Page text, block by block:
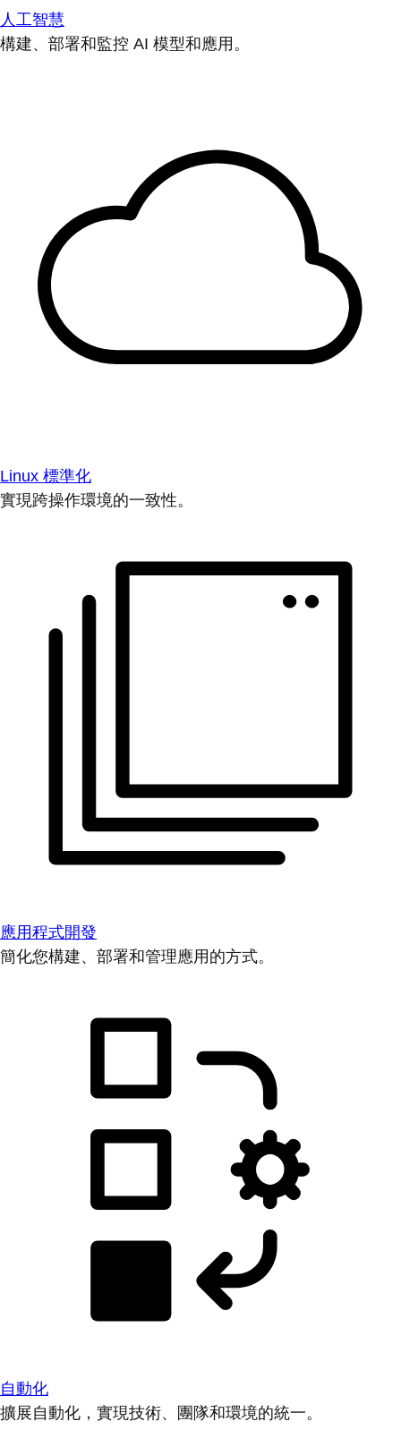
人工智慧
構建、部署和監控 AI 模型和應用。
Linux 標準化
實現跨操作環境的一致性。
應用程式開發
簡化您構建、部署和管理應用的方式。
自動化
擴展自動化，實現技術、團隊和環境的統一。